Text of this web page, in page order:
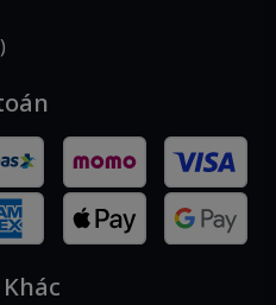
chính hãng & giá ưu